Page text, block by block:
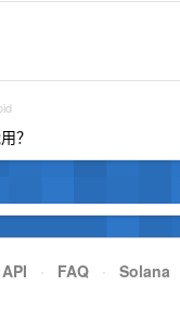
？
API · FAQ · Solana